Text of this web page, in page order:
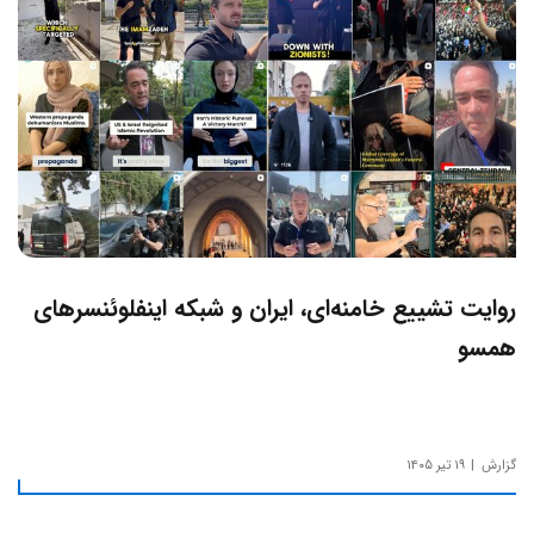
روایت تشییع خامنه‌ای، ایران و شبکه اینفلوئنسرهای
همسو
گزارش ۱۹ تیر ۱۴۰۵